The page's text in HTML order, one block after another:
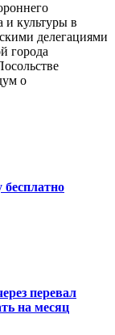
и культуры в
делегациями
города
о
перевал
на месяц